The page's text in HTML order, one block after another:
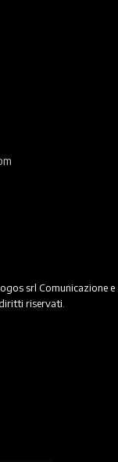
srl Comunicazione e
riservati.